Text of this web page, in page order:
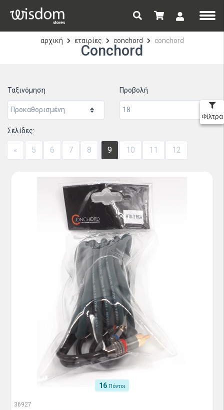
αρχική εταιρίες conchord conchord
Conchord
Ταξινόμηση Προβολή
Σελίδες:
« 5 6 7 8 9 10 11 12
Φίλτρα
16 Πόντοι
36927